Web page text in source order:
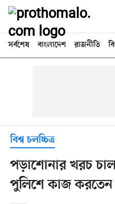
সর্বশেষ বাংলাদেশ রাজনীতি
বিশ্ব চলচ্চিত্র
পড়াশোনার খরচ
পুলিশে কাজ